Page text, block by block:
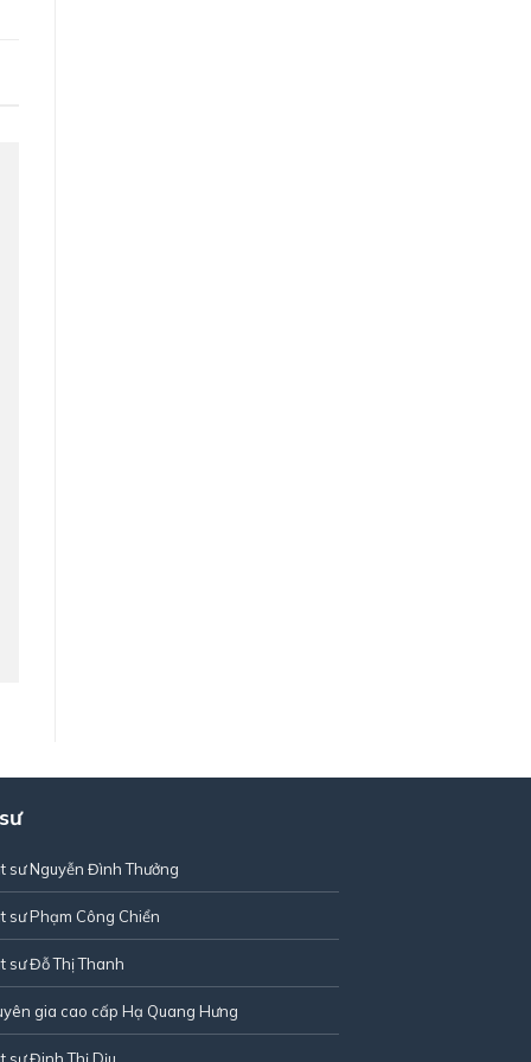
sư Nguyễn Đình Thưởng
sư Phạm Công Chiển
sư Đỗ Thị Thanh
gia cao cấp Hạ Quang Hưng